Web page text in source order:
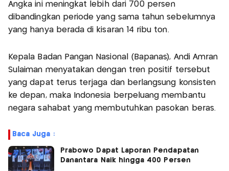
Angka ini meningkat lebih dari 700 persen
dibandingkan periode yang sama tahun sebelumnya
yang hanya berada di kisaran 14 ribu ton.
Kepala Badan Pangan Nasional (Bapanas), Andi Amran
Sulaiman menyatakan dengan tren positif tersebut
yang dapat terus terjaga dan berlangsung konsisten
ke depan, maka Indonesia berpeluang membantu
negara sahabat yang membutuhkan pasokan beras.
Baca Juga :
Prabowo Dapat Laporan Pendapatan
Danantara Naik hingga 400 Persen